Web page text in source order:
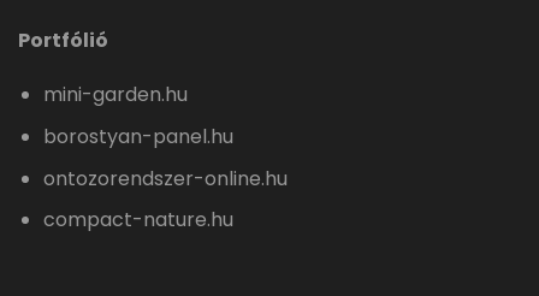
Portfólió
mini-garden.hu
borostyan-panel.hu
ontozorendszer-online.hu
compact-nature.hu